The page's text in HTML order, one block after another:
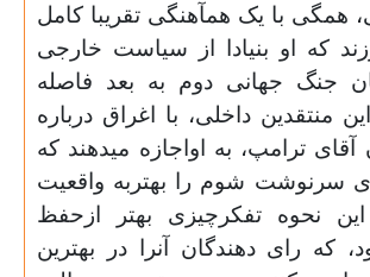
همگی با یک همآهنگی تقریبا کامل
که او بنیادا از سیاست خارجی
جنگ جهانی دوم به بعد فاصله
منتقدین داخلی، با اغراق درباره
ترامپ، به اواجازه میدهند که
سرنوشت شوم را بهتربه واقعیت
نحوه تفکرچیزی بهتر ازحفظ
که رای دهندگان آنرا در بهترین